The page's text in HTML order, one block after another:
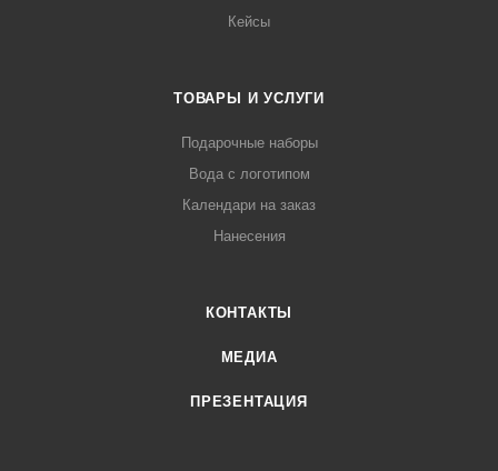
Кейсы
ТОВАРЫ И УСЛУГИ
Подарочные наборы
Вода с логотипом
Календари на заказ
Нанесения
КОНТАКТЫ
МЕДИА
ПРЕЗЕНТАЦИЯ